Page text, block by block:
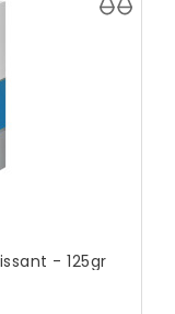
- 125gr